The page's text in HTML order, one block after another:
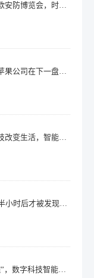
参展回顾 | 第八届中国-亚欧安防博览会，时变通讯引领行业新视点！
放弃造车转战智能家居，苹果公司在下一盘大棋！
北京社区养老新模式：科技改变生活，智能护佑老人！
65岁向太浴室洗澡摔倒，半小时后才被发现送医！
上海鼓励建设“智慧养老院”，数字科技智能护佑老人！